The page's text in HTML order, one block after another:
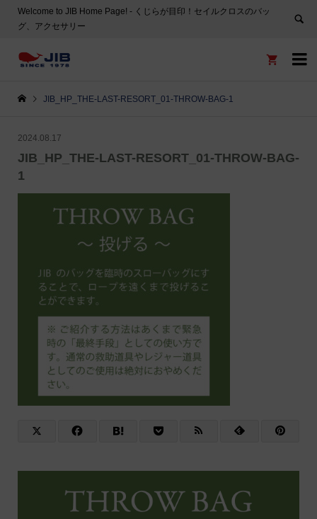
Welcome to JIB Home Page! ‐ くじらが目印！セイルクロスのバッ
グ、アクセサリー


JIB_HP_THE-LAST-RESORT_01-THROW-BAG-1
2024.08.17
JIB_HP_THE-LAST-RESORT_01-THROW-BAG-
1